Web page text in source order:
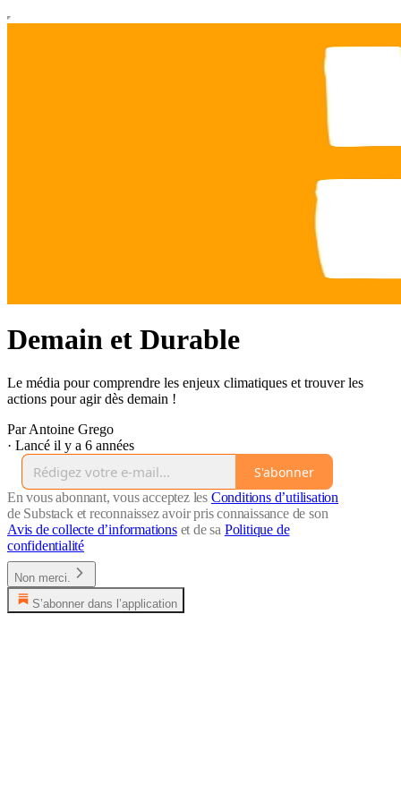
Demain et Durable
Le média pour comprendre les enjeux climatiques et trouver les
actions pour agir dès demain !
Par Antoine Grego
· Lancé il y a 6 années
S'abonner
En vous abonnant, vous acceptez les Conditions d’utilisation
de Substack et reconnaissez avoir pris connaissance de son
Avis de collecte d’informationset de sa Politique de
confidentialité
Non merci.
S’abonner dans l’application